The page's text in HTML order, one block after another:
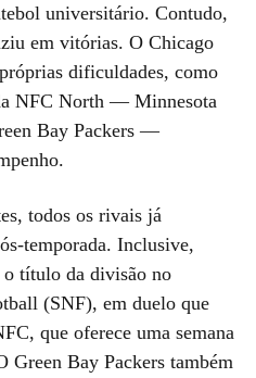
universitário. Contudo,
em vitórias. O Chicago
dificuldades, como
NFC North — Minnesota
Bay Packers —
todos os rivais já
temporada. Inclusive,
título da divisão no
(SNF), em duelo que
que oferece uma semana
Green Bay Packers também